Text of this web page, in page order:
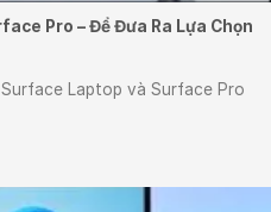
Pro – Để Đưa Ra Lựa Chọn
Laptop và Surface Pro